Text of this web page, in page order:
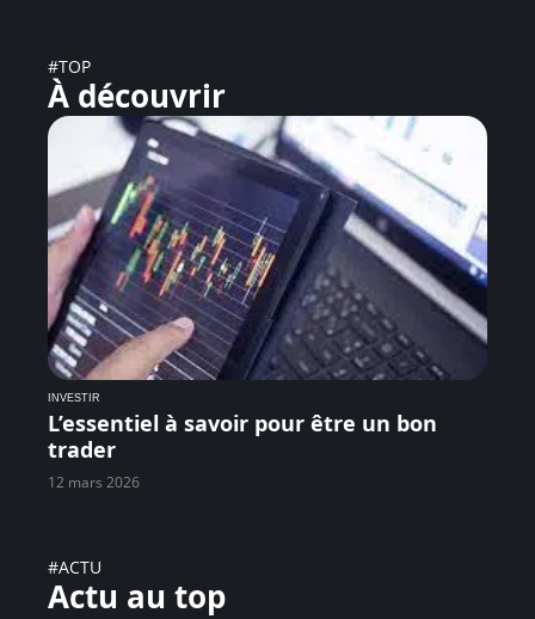
#TOP
À découvrir
INVESTIR
L’essentiel à savoir pour être un bon
trader
12 mars 2026
#ACTU
Actu au top